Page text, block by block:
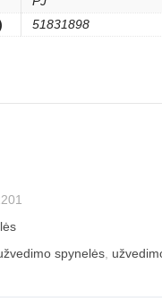
51831898
spynelės